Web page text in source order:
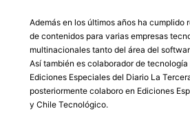
Además en los últimos años ha cumplido
de contenidos para varias empresas
multinacionales tanto del área del
Así también es colaborador de
Ediciones Especiales del Diario La
posteriormente colaboro en Ediciones
y Chile Tecnológico.